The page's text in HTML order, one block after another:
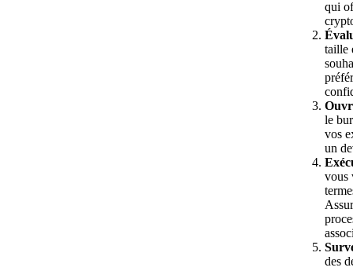
qui
taille
le
vos
un
vous
des